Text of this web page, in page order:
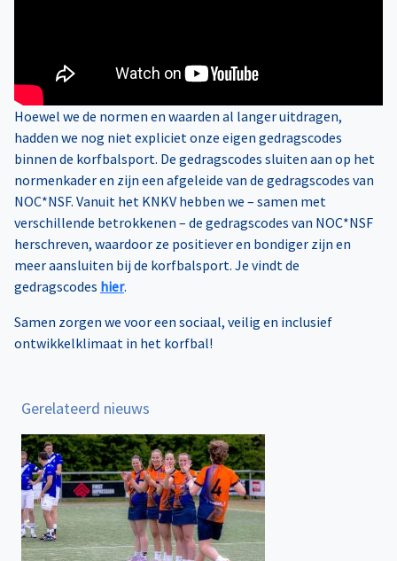
Hoewel we de normen en waarden al langer uitdragen,
hadden we nog niet expliciet onze eigen gedragscodes
binnen de korfbalsport. De gedragscodes sluiten aan op het
normenkader en zijn een afgeleide van de gedragscodes van
NOC*NSF. Vanuit het KNKV hebben we – samen met
verschillende betrokkenen – de gedragscodes van NOC*NSF
herschreven, waardoor ze positiever en bondiger zijn en
meer aansluiten bij de korfbalsport. Je vindt de
gedragscodes hier.
Samen zorgen we voor een sociaal, veilig en inclusief
ontwikkelklimaat in het korfbal!
Gerelateerd nieuws